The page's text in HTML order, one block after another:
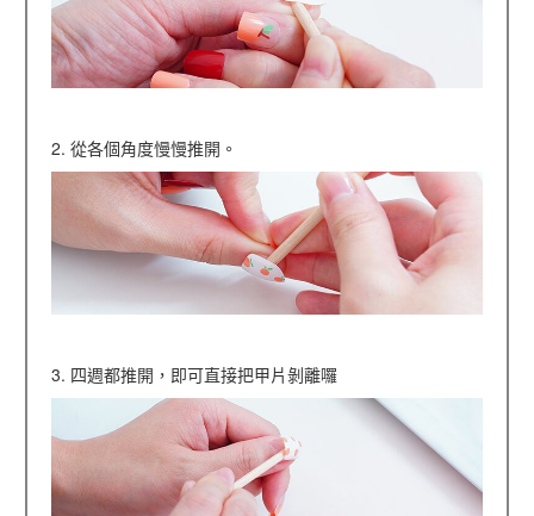
2. 從各個角度慢慢推開。
3. 四週都推開，即可直接把甲片剝離囉